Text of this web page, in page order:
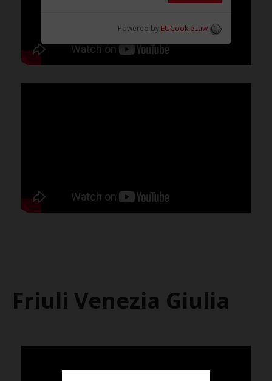
Friuli Venezia Giulia
Powered by EUCookieLaw